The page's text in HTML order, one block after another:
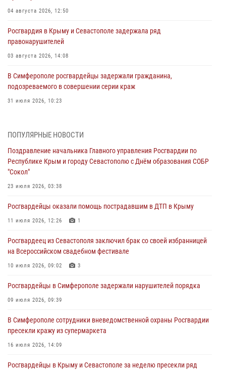
04 августа 2026, 12:50
Росгвардия в Крыму и Севастополе задержала ряд
правонарушителей
03 августа 2026, 14:08
В Симферополе росгвардейцы задержали гражданина,
подозреваемого в совершении серии краж
31 июля 2026, 10:23
объекте в Севастополе
Росгвардейцы Севастополя пресекли противоправные действия на
охраняемом объекте
29 июля 2026, 12:34
Росгвардейцы Крыма и Севастополя отметили День Крещения Руси
28 июля 2026, 14:18
В Симферополе сотрудники Росгвардии задержали подозреваемого
в краже из гипермаркета
24 июля 2026, 12:21
ПОПУЛЯРНЫЕ НОВОСТИ
Поздравление начальника Главного управления Росгвардии по
Республике Крым и городу Севастополю с Днём образования СОБР
"Сокол"
23 июля 2026, 03:38
Росгвардейцы оказали помощь пострадавшим в ДТП в Крыму
11 июля 2026, 12:26 1
Росгвардеец из Севастополя заключил брак со своей избранницей
на Всероссийском свадебном фестивале
10 июля 2026, 09:02 3
Росгвардейцы в Симферополе задержали нарушителей порядка
09 июля 2026, 09:39
В Симферополе сотрудники вневедомственной охраны Росгвардии
пресекли кражу из супермаркета
16 июля 2026, 14:09
Росгвардейцы в Крыму и Севастополе за неделю пресекли ряд